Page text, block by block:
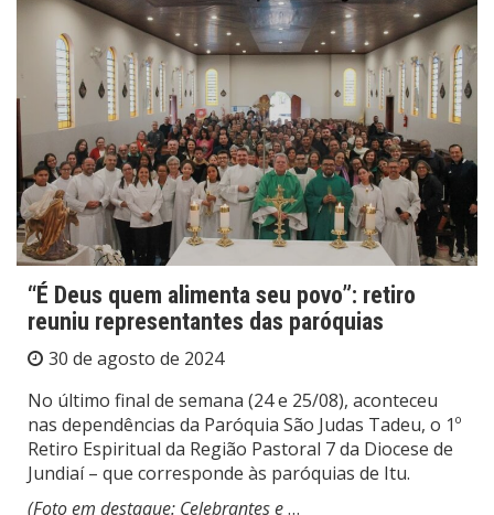
“É Deus quem alimenta seu povo”: retiro
reuniu representantes das paróquias
30 de agosto de 2024
No último final de semana (24 e 25/08), aconteceu
nas dependências da Paróquia São Judas Tadeu, o 1º
Retiro Espiritual da Região Pastoral 7 da Diocese de
Jundiaí – que corresponde às paróquias de Itu.
(Foto em destaque: Celebrantes e…